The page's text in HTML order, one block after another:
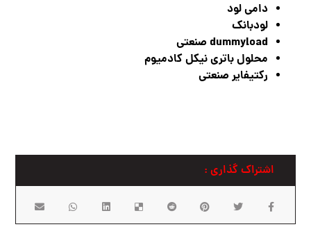
دامی لود
لودبانک
dummyload صنعتی
محلول باتری نیکل کادمیوم
رکتیفایر صنعتی